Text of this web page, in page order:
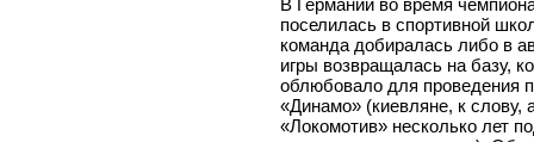
поселилась в спортивной
команда добиралась либо в
игры возвращалась на базу,
облюбовало для проведения
«Динамо» (киевляне, к слову,
«Локомотив» несколько лет